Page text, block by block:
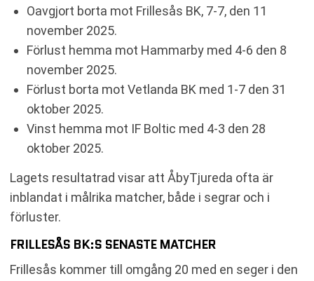
Oavgjort borta mot Frillesås BK, 7-7, den 11
november 2025.
Förlust hemma mot Hammarby med 4-6 den 8
november 2025.
Förlust borta mot Vetlanda BK med 1-7 den 31
oktober 2025.
Vinst hemma mot IF Boltic med 4-3 den 28
oktober 2025.
Lagets resultatrad visar att ÅbyTjureda ofta är
inblandat i målrika matcher, både i segrar och i
förluster.
FRILLESÅS BK:S SENASTE MATCHER
Frillesås kommer till omgång 20 med en seger i den